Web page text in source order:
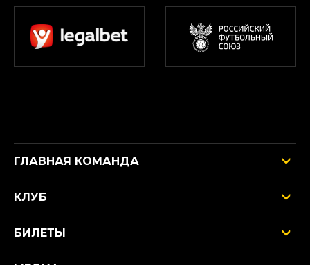
ГЛАВНАЯ КОМАНДА
КЛУБ
БИЛЕТЫ